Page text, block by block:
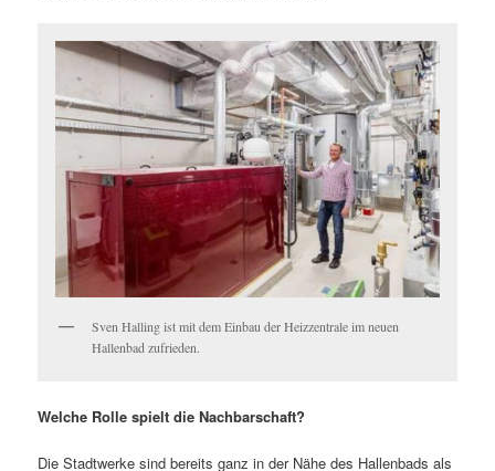
Sven Halling ist mit dem Einbau der Heizzentrale im neuen
Hallenbad zufrieden.
Welche Rolle spielt die Nachbarschaft?
Die Stadtwerke sind bereits ganz in der Nähe des Hallenbads als